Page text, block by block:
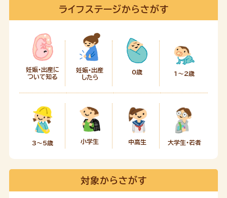
ライフステージからさがす
妊娠・出産に
ついて知る
妊娠・出産
したら
0歳 1～2歳
3～5歳 小学生 中高生 大学生・若者
対象からさがす